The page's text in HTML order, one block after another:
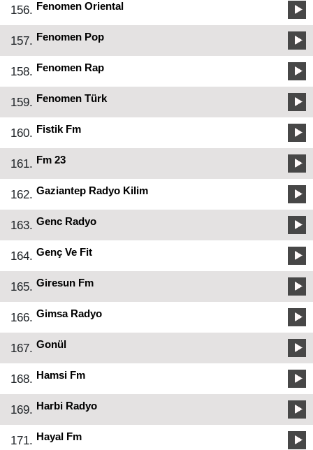
156. Fenomen Oriental
157. Fenomen Pop
158. Fenomen Rap
159. Fenomen Türk
160. Fistik Fm
161. Fm 23
162. Gaziantep Radyo Kilim
163. Genc Radyo
164. Genç Ve Fit
165. Giresun Fm
166. Gimsa Radyo
167. Gonül
168. Hamsi Fm
169. Harbi Radyo
171. Hayal Fm